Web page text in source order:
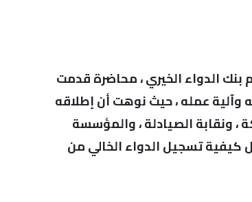
الدواء الخيري ، محاضرة قدمت
وآلية عمله ، حيث نوهت أن إطلاقه
، ونقابة الصيادلة ، والمؤسسة
كيفية تسجيل الدواء الخالي من